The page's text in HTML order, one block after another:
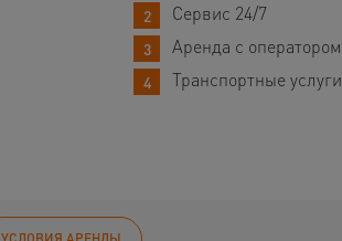
Сервис 24/7
Аренда с оператором
Транспортные услуги